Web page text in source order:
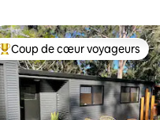
Coups de cœur voyageurs les
Coup de cœur voyageurs